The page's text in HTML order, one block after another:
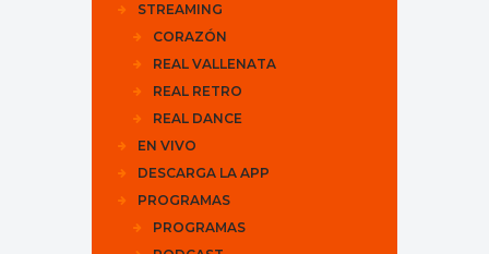
STREAMING
CORAZÓN
REAL VALLENATA
REAL RETRO
REAL DANCE
EN VIVO
DESCARGA LA APP
PROGRAMAS
PROGRAMAS